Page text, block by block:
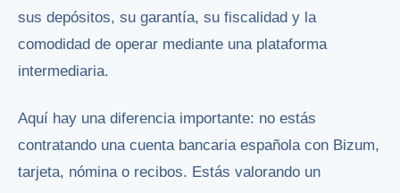
sus depósitos, su garantía, su fiscalidad y la
comodidad de operar mediante una plataforma
intermediaria.
Aquí hay una diferencia importante: no estás
contratando una cuenta bancaria española con Bizum,
tarjeta, nómina o recibos. Estás valorando un